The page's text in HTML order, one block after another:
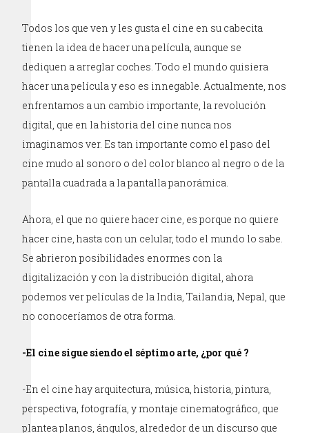
Todos los que ven y les gusta el cine en su cabecita
tienen la idea de hacer una película, aunque se
dediquen a arreglar coches. Todo el mundo quisiera
hacer una película y eso es innegable. Actualmente, nos
enfrentamos a un cambio importante, la revolución
digital, que en la historia del cine nunca nos
imaginamos ver. Es tan importante como el paso del
cine mudo al sonoro o del color blanco al negro o de la
pantalla cuadrada a la pantalla panorámica.
Ahora, el que no quiere hacer cine, es porque no quiere
hacer cine, hasta con un celular, todo el mundo lo sabe.
Se abrieron posibilidades enormes con la
digitalización y con la distribución digital, ahora
podemos ver películas de la India, Tailandia, Nepal, que
no conoceríamos de otra forma.
-El cine sigue siendo el séptimo arte, ¿por qué ?
-En el cine hay arquitectura, música, historia, pintura,
perspectiva, fotografía, y montaje cinematográfico, que
plantea planos, ángulos, alrededor de un discurso que